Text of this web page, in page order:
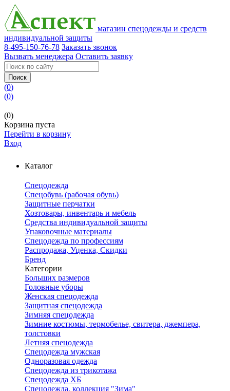
магазин спецодежды и средств
индивидуальной защиты
8-495-150-76-78 Заказать звонок
Вызвать менеджера Оставить заявку
Поиск
(0)
(0)
(0)
Корзина пуста
Перейти в корзину
Вход
Каталог
Спецодежда
Спецобувь (рабочая обувь)
Защитные перчатки
Хозтовары, инвентарь и мебель
Средства индивидуальной защиты
Упаковочные материалы
Спецодежда по профессиям
Распродажа, Уценка, Скидки
Бренд
Категории
Больших размеров
Головные уборы
Женская спецодежда
Защитная спецодежда
Зимняя спецодежда
Зимние костюмы, термобелье, свитера, джемпера,
толстовки
Летняя спецодежда
Спецодежда мужская
Одноразовая одежда
Спецодежда из трикотажа
Спецодежда ХБ
Спецодежда, коллекция "Зима"